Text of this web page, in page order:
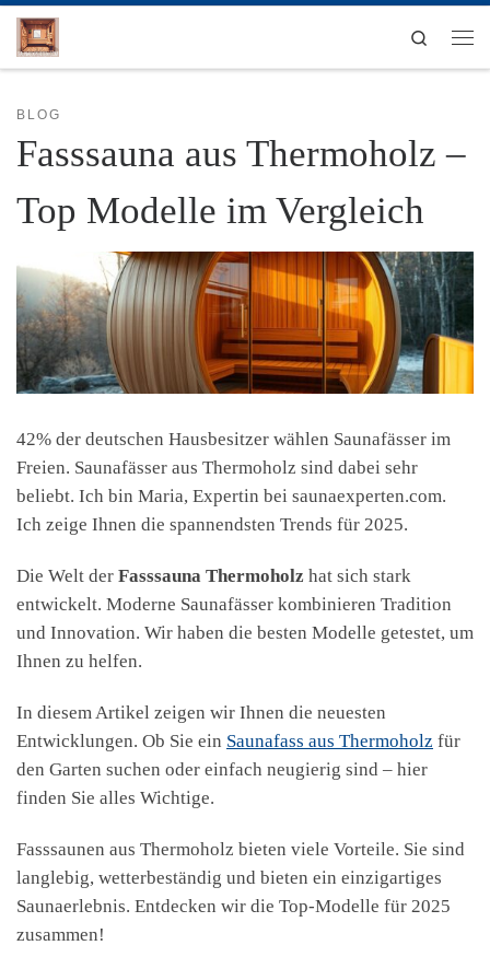
Zum Inhalt springen
Search
BLOG
Fasssauna aus Thermoholz –
Top Modelle im Vergleich
42% der deutschen Hausbesitzer wählen Saunafässer im
Freien. Saunafässer aus Thermoholz sind dabei sehr
beliebt. Ich bin Maria, Expertin bei saunaexperten.com.
Ich zeige Ihnen die spannendsten Trends für 2025.
Die Welt der Fasssauna Thermoholz hat sich stark
entwickelt. Moderne Saunafässer kombinieren Tradition
und Innovation. Wir haben die besten Modelle getestet, um
Ihnen zu helfen.
In diesem Artikel zeigen wir Ihnen die neuesten
Entwicklungen. Ob Sie ein Saunafass aus Thermoholz für
den Garten suchen oder einfach neugierig sind – hier
finden Sie alles Wichtige.
Fasssaunen aus Thermoholz bieten viele Vorteile. Sie sind
langlebig, wetterbeständig und bieten ein einzigartiges
Saunaerlebnis. Entdecken wir die Top-Modelle für 2025
zusammen!